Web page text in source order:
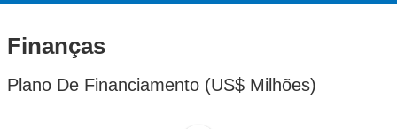
Finanças
Plano De Financiamento (US$ Milhões)